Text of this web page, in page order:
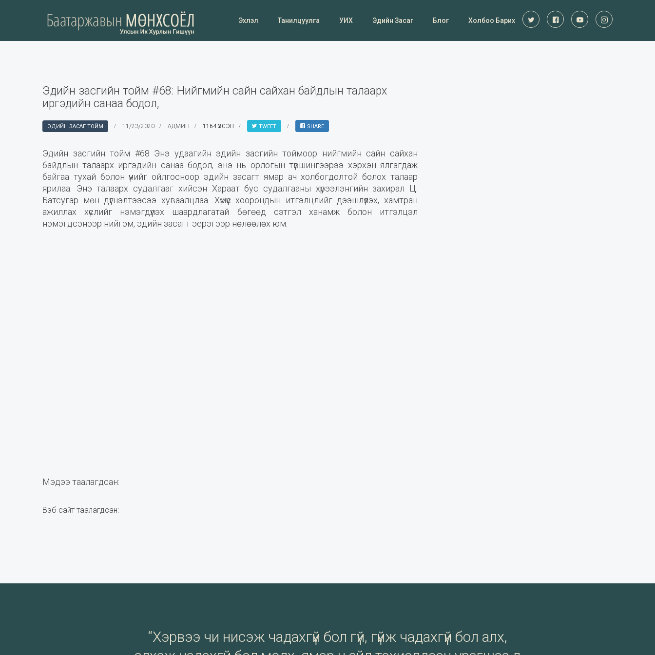
Эхлэл Танилцуулга УИХ Эдийн Засаг Блог Холбоо Барих
Эдийн засгийн тойм #68: Нийгмийн сайн сайхан байдлын талаарх
иргэдийн санаа бодол,
ЭДИЙН ЗАСАГ ТОЙМ 11/23/2020 АДМИН 1164 ҮЗСЭН TWEET SHARE
Эдийн засгийн тойм #68 Энэ удаагийн эдийн засгийн тоймоор нийгмийн сайн сайхан
байдлын талаарх иргэдийн санаа бодол, энэ нь орлогын түвшингээрээ хэрхэн ялгагдаж
байгаа тухай болон үүнийг ойлгосноор эдийн засагт ямар ач холбогдолтой болох талаар
ярилаа. Энэ талаарх судалгааг хийсэн Хараат бус судалгааны хүрээлэнгийн захирал Ц.
Батсугар мөн дүгнэлтээсээ хуваалцлаа. Хүмүүс хоорондын итгэлцлийг дээшлүүлэх, хамтран
ажиллах хүслийг нэмэгдүүлэх шаардлагатай бөгөөд сэтгэл ханамж болон итгэлцэл
нэмэгдсэнээр нийгэм, эдийн засагт эерэгээр нөлөөлөх юм.
Мэдээ таалагдсан:
Вэб сайт таалагдсан:
“Хэрвээ чи нисэж чадахгүй бол гүй, гүйж чадахгүй бол алх,